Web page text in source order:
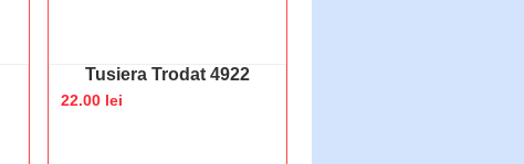
Tusiera Trodat 4922
22.00 lei